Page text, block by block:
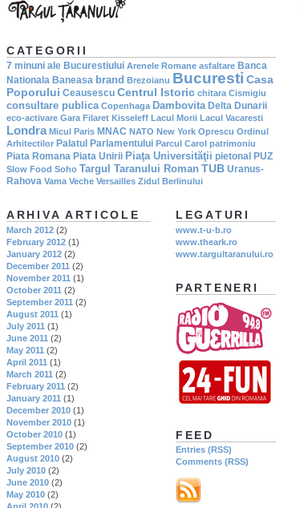
CATEGORII
7 minuni ale Bucurestiului Arenele Romane asfaltare Banca
Nationala Baneasa brand Brezoianu Bucuresti Casa
Poporului Ceausescu Centrul Istoric chitara Cismigiu
consultare publica Copenhaga Dambovita Delta Dunarii
eco-activare Gara Filaret Kisseleff Lacul Morii Lacul Vacaresti
Londra Micul Paris MNAC NATO New York Oprescu Ordinul
Arhitectilor Palatul Parlamentului Parcul Carol patrimoniu
Piata Romana Piata Unirii Piaţa Universităţii pietonal PUZ
Slow Food Soho Targul Taranului Roman TUB Uranus-
Rahova Vama Veche Versailles Zidul Berlinului
LEGATURI
www.t-u-b.ro
www.theark.ro
www.targultaranului.ro
PARTENERI
FEED
Entries (RSS)
Comments (RSS)
ARHIVA ARTICOLE
March 2012 (2)
February 2012 (1)
January 2012 (2)
December 2011 (2)
November 2011 (1)
October 2011 (2)
September 2011 (2)
August 2011 (1)
July 2011 (1)
June 2011 (2)
May 2011 (2)
April 2011 (1)
March 2011 (2)
February 2011 (2)
January 2011 (1)
December 2010 (1)
November 2010 (1)
October 2010 (1)
September 2010 (2)
August 2010 (2)
July 2010 (2)
June 2010 (2)
May 2010 (2)